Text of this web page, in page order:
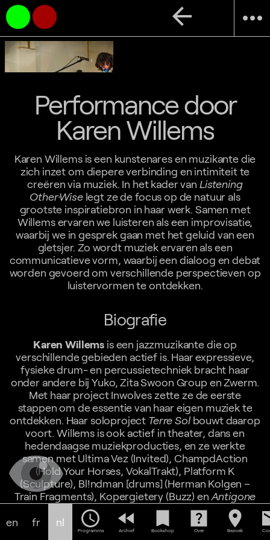
more_horiz
arrow_back
Performance door
Karen Willems
Karen Willems is een kunstenares en muzikante die
zich inzet om diepere verbinding en intimiteit te
creëren via muziek. In het kader van Listening
Other·Wiselegt ze de focus op de natuur als
grootste inspiratiebron in haar werk. Samen met
Willems ervaren we luisteren als een improvisatie,
waarbij we in gesprek gaan met het geluid van een
gletsjer. Zo wordt muziek ervaren als een
communicatieve vorm, waarbij een dialoog en debat
worden gevoerd om verschillende perspectieven op
luistervormen te ontdekken.
Biografie
Karen Willems is een jazzmuzikante die op
verschillende gebieden actief is. Haar expressieve,
fysieke drum- en percussietechniek bracht haar
onder andere bij Yuko, Zita Swoon Group en Zwerm.
Met haar project Inwolves zette ze de eerste
stappen om de essentie van haar eigen muziek te
ontdekken. Haar soloproject Terre Solbouwt daarop
voort. Willems is ook actief in theater, dans en
hedendaagse muziekproducties, en ze werkte
samen met Ultima Vez (Invited), ChampdAction
(Hold Your Horses, VokalTrakt), Platform K
(Sculpture), Bl!ndman [drums] (Herman Kolgen –
Train Fragments), Kopergietery (Buzz) en Antigone
(Gemislukt).
en fr nl schedule
Programma
fast_rewind
Archief
bookmark
Bookshop
help_center
Over
location_on
Bezoek